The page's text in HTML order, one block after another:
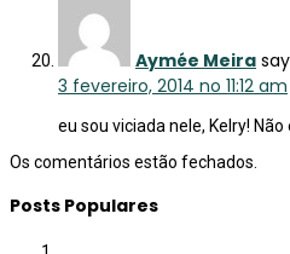
Aymée Meira
3 fevereiro, 2014 no 11:12 am
eu sou viciada nele, Kelry!
Os comentários estão fechados.
Posts Populares